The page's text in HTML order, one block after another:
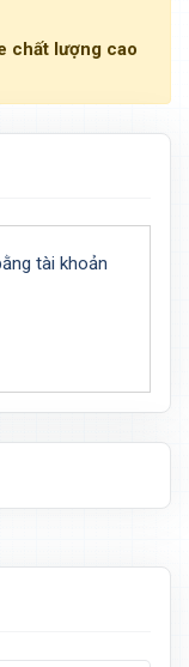
chất lượng cao
tài khoản